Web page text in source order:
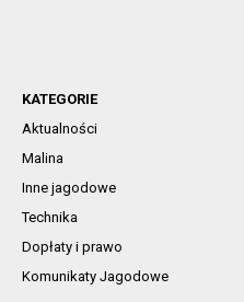
KATEGORIE
Aktualności
Malina
Inne jagodowe
Technika
Dopłaty i prawo
Komunikaty Jagodowe